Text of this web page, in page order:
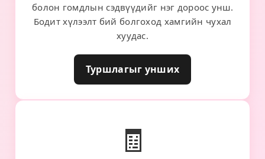
болон гомдлын сэдвүүдийг нэг дороос унш.
Бодит хүлээлт бий болгоход хамгийн чухал
хуудас.
Туршлагыг унших
🧾